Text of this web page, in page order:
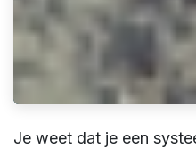
Je weet dat je een